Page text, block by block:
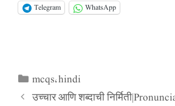
Telegram
WhatsApp
Categories
mcqs,hindi
उच्चार आणि शब्दाची